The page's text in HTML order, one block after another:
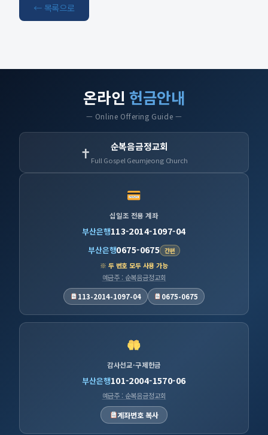
← 목록으로
온라인 헌금안내
— Online Offering Guide —
✝ 순복음금정교회
Full Gospel Geumjeong Church
십일조 전용 계좌
부산은행113-2014-1097-04
부산은행0675-0675 간편
※ 두 번호 모두 사용 가능
예금주 : 순복음금정교회
113-2014-1097-04
0675-0675
감사선교·구제헌금
부산은행101-2004-1570-06
예금주 : 순복음금정교회
계좌번호 복사